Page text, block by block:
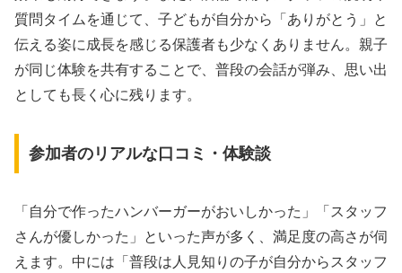
質問タイムを通じて、子どもが自分から「ありがとう」と
伝える姿に成長を感じる保護者も少なくありません。親子
が同じ体験を共有することで、普段の会話が弾み、思い出
としても長く心に残ります。
参加者のリアルな口コミ・体験談
「自分で作ったハンバーガーがおいしかった」「スタッフ
さんが優しかった」といった声が多く、満足度の高さが伺
えます。中には「普段は人見知りの子が自分からスタッフ